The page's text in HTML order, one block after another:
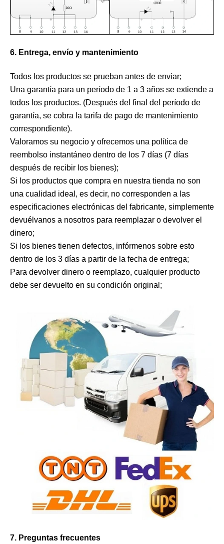
6. Entrega, envío y mantenimiento
Todos los productos se prueban antes de enviar;
Una garantía para un período de 1 a 3 años se extiende a
todos los productos. (Después del final del período de
garantía, se cobra la tarifa de pago de mantenimiento
correspondiente).
Valoramos su negocio y ofrecemos una política de
reembolso instantáneo dentro de los 7 días (7 días
después de recibir los bienes);
Si los productos que compra en nuestra tienda no son
una cualidad ideal, es decir, no corresponden a las
especificaciones electrónicas del fabricante, simplemente
devuélvanos a nosotros para reemplazar o devolver el
dinero;
Si los bienes tienen defectos, infórmenos sobre esto
dentro de los 3 días a partir de la fecha de entrega;
Para devolver dinero o reemplazo, cualquier producto
debe ser devuelto en su condición original;
7. Preguntas frecuentes